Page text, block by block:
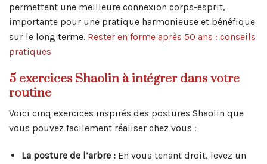
permettent une meilleure connexion corps-esprit,
importante pour une pratique harmonieuse et bénéfique
sur le long terme. Rester en forme après 50 ans : conseils
pratiques
5 exercices Shaolin à intégrer dans votre
routine
Voici cinq exercices inspirés des postures Shaolin que
vous pouvez facilement réaliser chez vous :
La posture de l’arbre :En vous tenant droit, levez un